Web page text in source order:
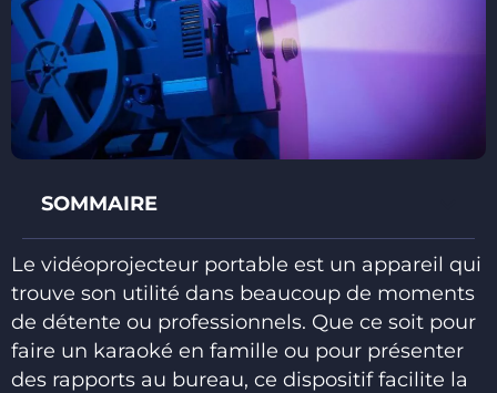
SOMMAIRE
Le vidéoprojecteur portable est un appareil qui
trouve son utilité dans beaucoup de moments
de détente ou professionnels. Que ce soit pour
faire un karaoké en famille ou pour présenter
des rapports au bureau, ce dispositif facilite la